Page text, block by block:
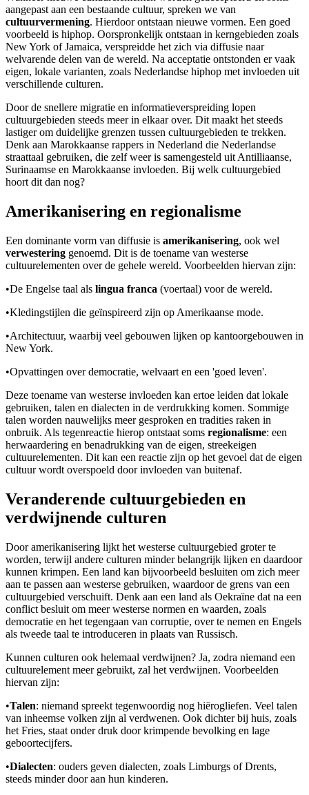
aangepast aan een bestaande cultuur, spreken we van
cultuurvermening. Hierdoor ontstaan nieuwe vormen. Een goed
voorbeeld is hiphop. Oorspronkelijk ontstaan in kerngebieden zoals
New York of Jamaica, verspreidde het zich via diffusie naar
welvarende delen van de wereld. Na acceptatie ontstonden er vaak
eigen, lokale varianten, zoals Nederlandse hiphop met invloeden uit
verschillende culturen.
Door de snellere migratie en informatieverspreiding lopen
cultuurgebieden steeds meer in elkaar over. Dit maakt het steeds
lastiger om duidelijke grenzen tussen cultuurgebieden te trekken.
Denk aan Marokkaanse rappers in Nederland die Nederlandse
straattaal gebruiken, die zelf weer is samengesteld uit Antilliaanse,
Surinaamse en Marokkaanse invloeden. Bij welk cultuurgebied
hoort dit dan nog?
Amerikanisering en regionalisme
Een dominante vorm van diffusie is amerikanisering, ook wel
verwestering genoemd. Dit is de toename van westerse
cultuurelementen over de gehele wereld. Voorbeelden hiervan zijn:
•De Engelse taal als lingua franca (voertaal) voor de wereld.
•Kledingstijlen die geïnspireerd zijn op Amerikaanse mode.
•Architectuur, waarbij veel gebouwen lijken op kantoorgebouwen in
New York.
•Opvattingen over democratie, welvaart en een 'goed leven'.
Deze toename van westerse invloeden kan ertoe leiden dat lokale
gebruiken, talen en dialecten in de verdrukking komen. Sommige
talen worden nauwelijks meer gesproken en tradities raken in
onbruik. Als tegenreactie hierop ontstaat soms regionalisme: een
herwaardering en benadrukking van de eigen, streekeigen
cultuurelementen. Dit kan een reactie zijn op het gevoel dat de eigen
cultuur wordt overspoeld door invloeden van buitenaf.
Veranderende cultuurgebieden en
verdwijnende culturen
Door amerikanisering lijkt het westerse cultuurgebied groter te
worden, terwijl andere culturen minder belangrijk lijken en daardoor
kunnen krimpen. Een land kan bijvoorbeeld besluiten om zich meer
aan te passen aan westerse gebruiken, waardoor de grens van een
cultuurgebied verschuift. Denk aan een land als Oekraïne dat na een
conflict besluit om meer westerse normen en waarden, zoals
democratie en het tegengaan van corruptie, over te nemen en Engels
als tweede taal te introduceren in plaats van Russisch.
Kunnen culturen ook helemaal verdwijnen? Ja, zodra niemand een
cultuurelement meer gebruikt, zal het verdwijnen. Voorbeelden
hiervan zijn:
•Talen: niemand spreekt tegenwoordig nog hiërogliefen. Veel talen
van inheemse volken zijn al verdwenen. Ook dichter bij huis, zoals
het Fries, staat onder druk door krimpende bevolking en lage
geboortecijfers.
•Dialecten: ouders geven dialecten, zoals Limburgs of Drents,
steeds minder door aan hun kinderen.